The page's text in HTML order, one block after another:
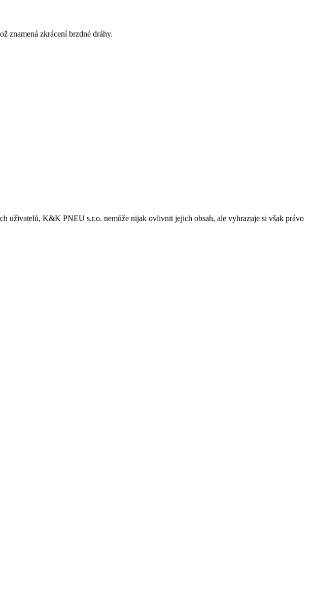
znamená zkrácení brzdné dráhy.
uživatelů, K&K PNEU s.r.o. nemůže nijak ovlivnit jejich obsah, ale vyhrazuje si však právo